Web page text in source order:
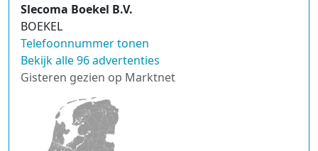
Slecoma Boekel B.V.
BOEKEL
Telefoonnummer tonen
Bekijk alle 96 advertenties
Gisteren gezien op Marktnet